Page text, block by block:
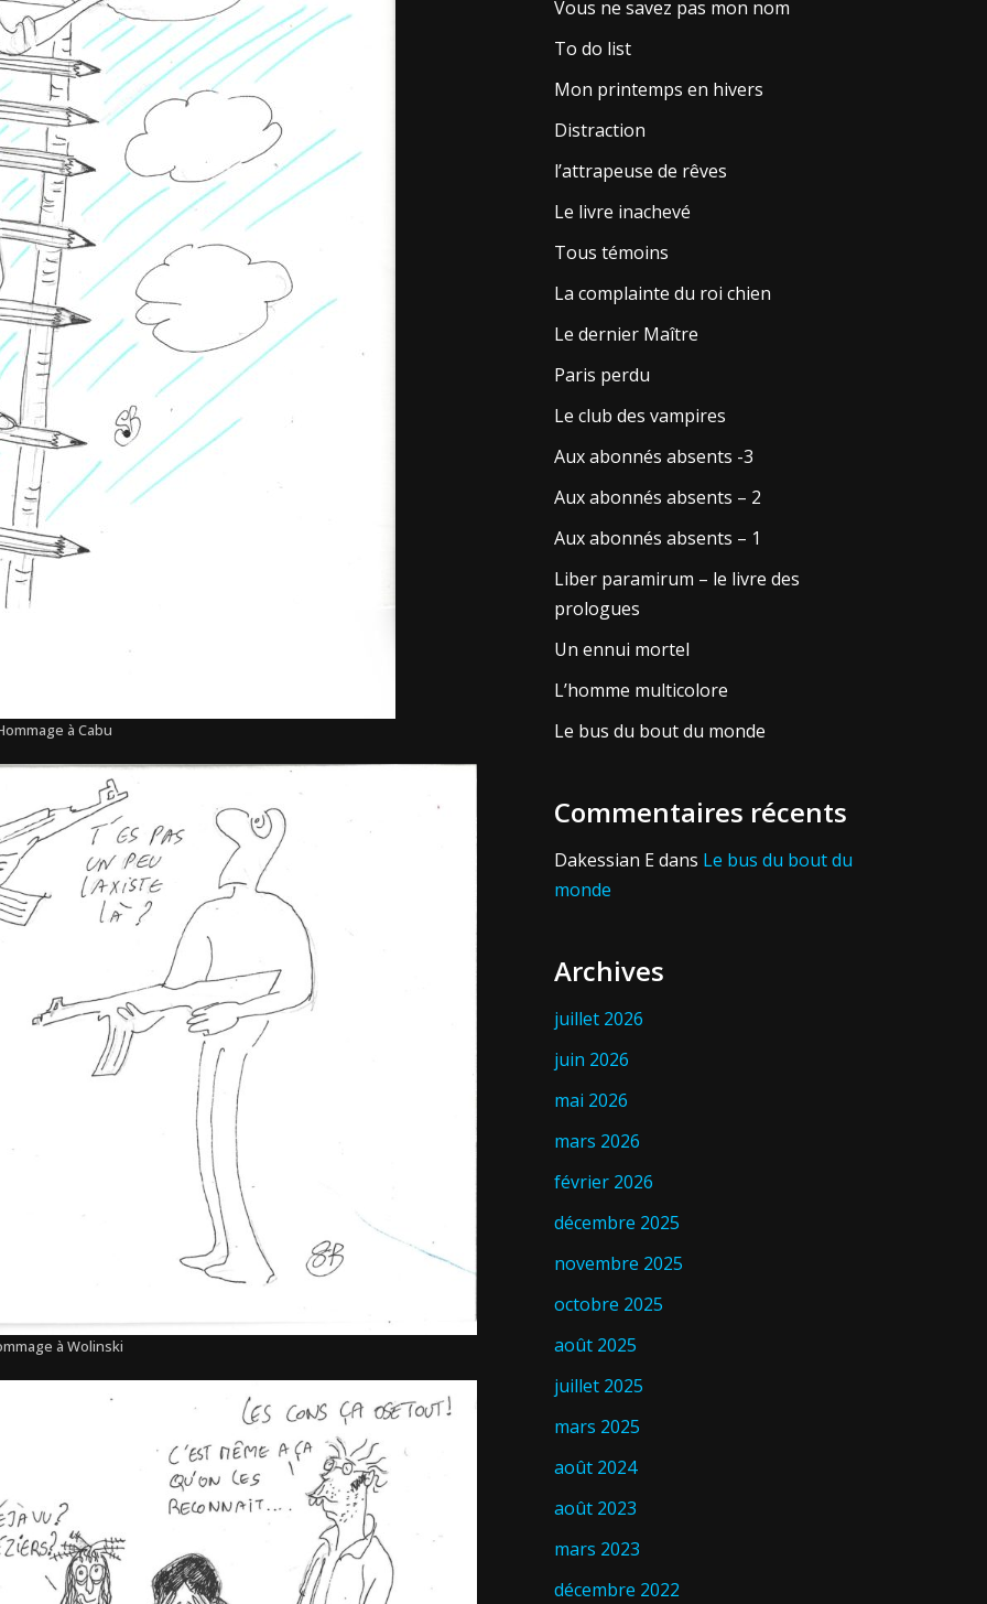
à Cabu
à Wolinski
Vous ne savez pas mon nom
To do list
Mon printemps en hivers
Distraction
l’attrapeuse de rêves
Le livre inachevé
Tous témoins
La complainte du roi chien
Le dernier Maître
Paris perdu
Le club des vampires
Aux abonnés absents -3
Aux abonnés absents – 2
Aux abonnés absents – 1
Liber paramirum – le livre des
prologues
Un ennui mortel
L’homme multicolore
Le bus du bout du monde
Commentaires récents
Dakessian Edans Le bus du bout du
monde
Archives
juillet 2026
juin 2026
mai 2026
mars 2026
février 2026
décembre 2025
novembre 2025
octobre 2025
août 2025
juillet 2025
mars 2025
août 2024
août 2023
mars 2023
décembre 2022